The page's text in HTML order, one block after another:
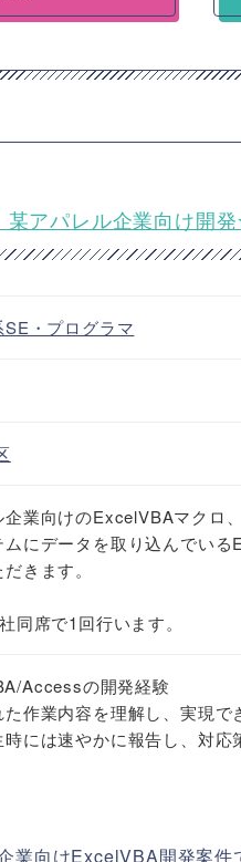
某アパレル企業向け開
SE・プログラマ
業向けのExcelVBAマクロ
にデータを取り込んでい
きます。
同席で1回行います。
Accessの開発経験
た作業内容を理解し、実現で
時には速やかに報告し、対応
業向けExcelVBA開発案件